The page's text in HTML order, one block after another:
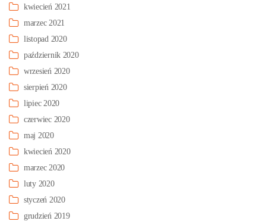
kwiecień 2021
marzec 2021
listopad 2020
październik 2020
wrzesień 2020
sierpień 2020
lipiec 2020
czerwiec 2020
maj 2020
kwiecień 2020
marzec 2020
luty 2020
styczeń 2020
grudzień 2019